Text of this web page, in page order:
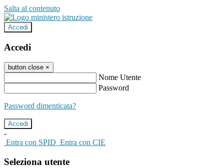
Salta al contenuto
Accedi
Accedi
button close ×
Nome Utente
Password
Password dimenticata?
-
Entra con SPID Entra con CIE
Seleziona utente